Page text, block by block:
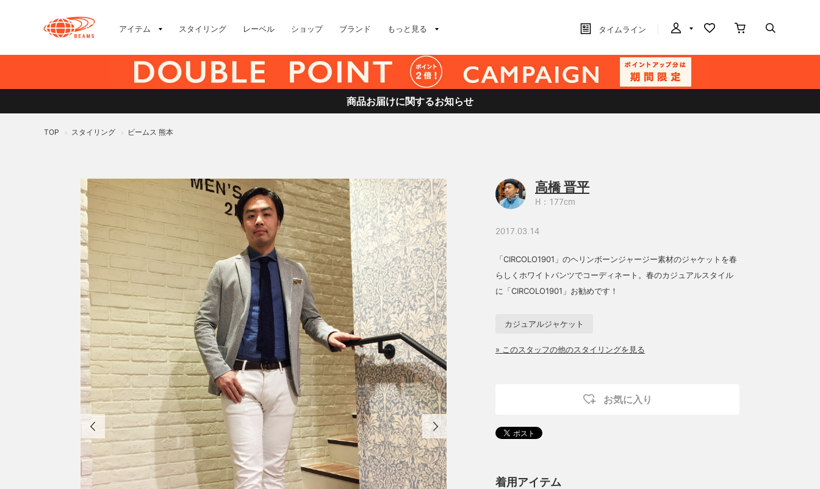
アイテム スタイリング レーベル ショップ ブランド もっと見る タイムライン
商品お届けに関するお知らせ
TOP > スタイリング > ビームス 熊本
高橋 晋平
H：177cm
2017.03.14
「CIRCOLO1901」のヘリンボーンジャージー素材のジャケットを春
らしくホワイトパンツでコーディネート。春のカジュアルスタイル
に「CIRCOLO1901」お勧めです！
カジュアルジャケット
» このスタッフの他のスタイリングを見る
お気に入り
着用アイテム